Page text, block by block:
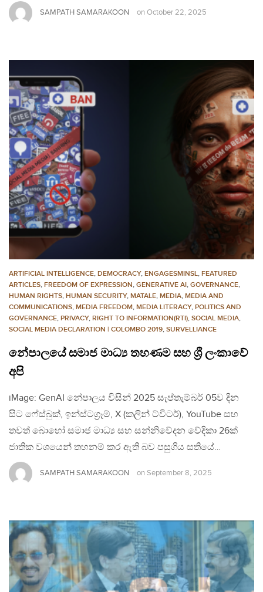
SAMPATH SAMARAKOON on October 22, 2025
ARTIFICIAL INTELLIGENCE, DEMOCRACY, ENGAGESMINSL, FEATURED
ARTICLES, FREEDOM OF EXPRESSION, GENERATIVE AI, GOVERNANCE,
HUMAN RIGHTS, HUMAN SECURITY, MATALE, MEDIA, MEDIA AND
COMMUNICATIONS, MEDIA FREEDOM, MEDIA LITERACY, POLITICS AND
GOVERNANCE, PRIVACY, RIGHT TO INFORMATION(RTI), SOCIAL MEDIA,
SOCIAL MEDIA DECLARATION | COLOMBO 2019, SURVELLIANCE
නේපාලයේ සමාජ මාධ්‍ය තහණම සහ ශ්‍රී ලංකාවේ
අපි
iMage: GenAI නේපාලය විසින් 2025 සැප්තැම්බර් 05ව දින
සිට ෆේස්බුක්, ඉන්ස්ටග්‍රෑම්, X (කලින් ට්විටර්), YouTube සහ
තවත් බොහෝ සමාජ මාධ්‍ය සහ සන්නිවේදන වේදිකා 26ක්
ජාතික වශයෙන් තහනම් කර ඇති බව පසුගිය සතියේ…
SAMPATH SAMARAKOON on September 8, 2025